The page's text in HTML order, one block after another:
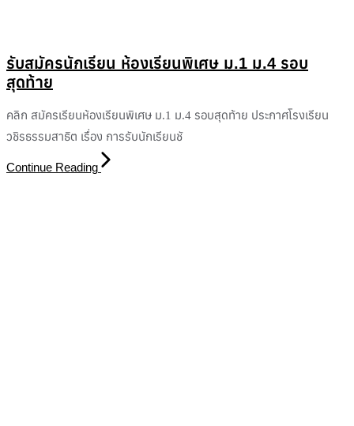
รับสมัครนักเรียน ห้องเรียนพิเศษ ม.1 ม.4 รอบ
สุดท้าย
คลิก สมัครเรียนห้องเรียนพิเศษ ม.1 ม.4 รอบสุดท้าย ประกาศโรงเรียน
วชิรธรรมสาธิต เรื่อง การรับนักเรียนชั
Continue Reading